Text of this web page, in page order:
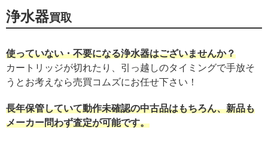
浄水器買取
使っていない・不要になる浄水器はございませんか？
カートリッジが切れたり、引っ越しのタイミングで手放そ
うとお考えなら売買コムズにお任せ下さい！
長年保管していて動作未確認の中古品はもちろん、新品も
メーカー問わず査定が可能です。